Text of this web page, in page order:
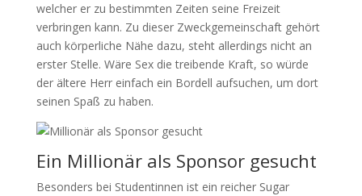
welcher er zu bestimmten Zeiten seine Freizeit
verbringen kann. Zu dieser Zweckgemeinschaft gehört
auch körperliche Nähe dazu, steht allerdings nicht an
erster Stelle. Wäre Sex die treibende Kraft, so würde
der ältere Herr einfach ein Bordell aufsuchen, um dort
seinen Spaß zu haben.
Ein Millionär als Sponsor gesucht
Besonders bei Studentinnen ist ein reicher Sugar